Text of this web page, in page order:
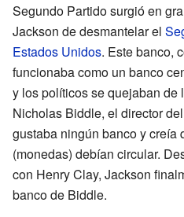
Segundo Partido surgió en
Jackson de desmantelar el
Estados Unidos. Este banco,
funcionaba como un banco
y los políticos se quejaban de
Nicholas Biddle, el director
gustaba ningún banco y creía
(monedas) debían circular.
con Henry Clay, Jackson
banco de Biddle.